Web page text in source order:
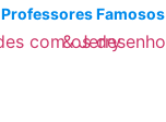
Professores Famosos